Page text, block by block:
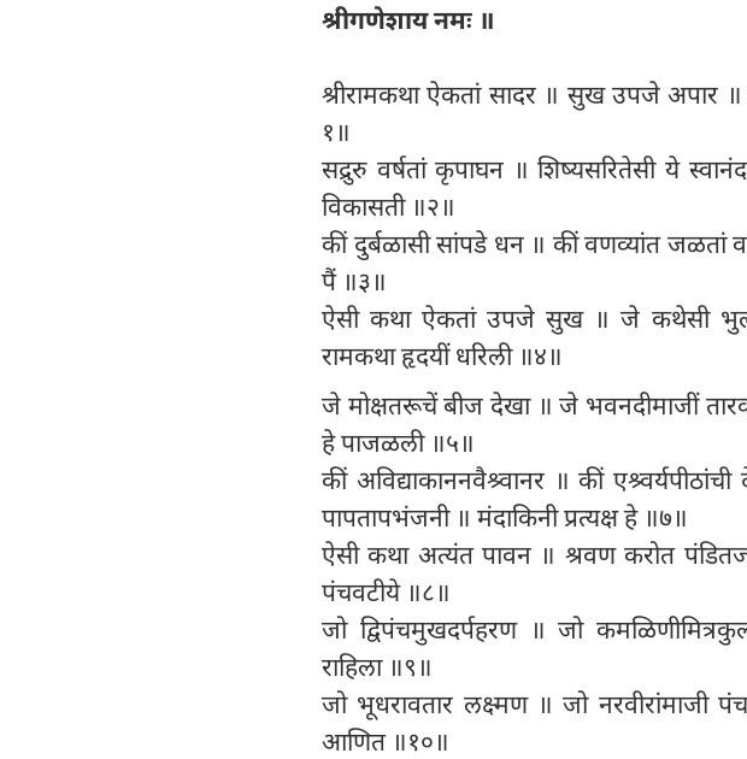
श्रीगणेशाय नमः ॥
श्रीरामकथा ऐकतां सादर ॥ सुख उपजे अपार
१॥
सद्रुरु वर्षतां कृपाघन ॥ शिष्यसरितेसी ये
विकासती ॥२॥
कीं दुर्बळासी सांपडे धन ॥ कीं वणव्यांत
पैं ॥३॥
ऐसी कथा ऐकतां उपजे सुख ॥ जे कथेसी
रामकथा हृदयीं धरिली ॥४॥
जे मोक्षतरूचें बीज देखा ॥ जे भवनदीमाजीं
हे पाजळली ॥५॥
कीं अविद्याकाननवैश्र्वानर ॥ कीं
पापतापभंजनी ॥ मंदाकिनी प्रत्यक्ष हे ॥७॥
ऐसी कथा अत्यंत पावन ॥ श्रवण करोत
पंचवटीये ॥८॥
जो द्विपंचमुखदर्पहरण ॥ जो
राहिला ॥९॥
जो भूधरावतार लक्ष्मण ॥ जो
आणित ॥१०॥